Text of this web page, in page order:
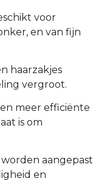
voor
en van fijn
haarzakjes
vergroot.
meer efficiënte
is om
aangepast
en